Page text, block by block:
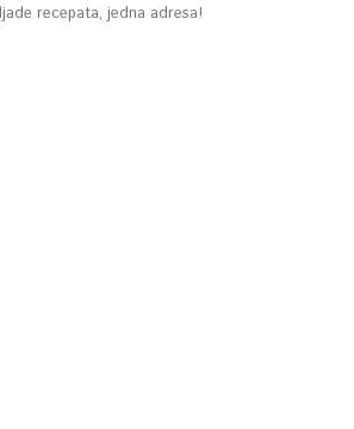
recepata, jedna adresa!